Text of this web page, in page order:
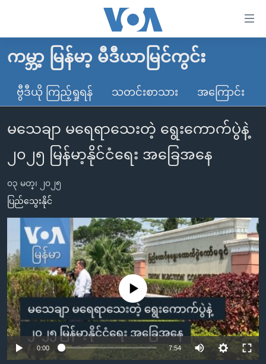
လွယ်ကူ
သည့်
များ
ပင်မ
သို့
ကျော်
ပင်မ
အ
ညွန်း
စာမျက်နှာ
သို့
ကျော်
ကြည့်
မူလစာမျက်နှာ
မြန်မာ
ကမ္ဘာ့သတင်းများ
နိုင်ငံတကာ
အမေရိကန်
အစ္စရေး-ပါလက်စတိုင်း
ဗွီဒီယို
သတင်းလွတ်လပ်ခွင့်
ရပ်ဝန်းတခု လမ်းတခု အလွန်
အင်္ဂလိပ်စာလေ့လာမယ်
မကြေးမုံရဲ့ အင်္ဂလိပ်စာ
ရုပ်ရှင်ထဲက အင်္ဂလိပ်စာ
သုတပဒေသာ အင်္ဂလိပ်စာ
ရေဒီယို
တီဗွီ
ရေဒီယိုနှင့်ရုပ်သံ အချက်အလက်များ
ရေဒီယို/တီဗွီအစီအစဉ်
Learning English
ဗွီအိုအေ လူမှုကွန်ယက်များ
ကမ္ဘာ့ မြန်မာ့ မီဒီယာမြင်ကွင်း
ဗွီဒီယို ကြည့်ရှုရန် သတင်းစာသား အကြောင်း
မသေချာ မရေရာသေးတဲ့ ရွေးကောက်ပွဲနဲ့
၂၀၂၅ မြန်မာ့နိုင်ငံရေး အခြေအနေ
၀၃ မတ္၊ ၂၀၂၅
ပြည်သွေးနိုင်
No media source currently available
0:00 7:54 Auto